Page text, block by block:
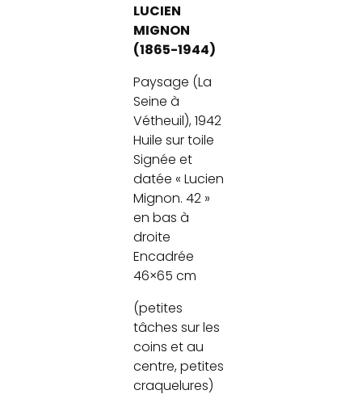
LUCIEN
MIGNON
(1865-1944)
Paysage (La
Seine à
Vétheuil), 1942
Huile sur toile
Signée et
datée « Lucien
Mignon. 42 »
en bas à
droite
Encadrée
46×65 cm
(petites
tâches sur les
coins et au
centre, petites
craquelures)